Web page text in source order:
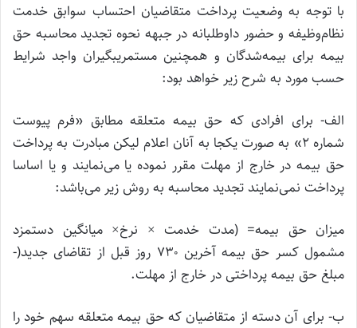
با توجه به وضعیت پرداخت متقاضیان احتساب سوابق خدمت
نظام‌وظیفه و حضور داوطلبانه در جبهه نحوه تجدید محاسبه حق
بیمه برای بیمه‌شدگان و همچنین مستمریبگیران واجد شرایط
حسب مورد به شرح زیر خواهد بود:
الف- برای افرادی که حق بیمه متعلقه مطابق «فرم پیوست
شماره ۲» به صورت یکجا به آنان اعلام لیکن مبادرت به پرداخت
حق بیمه در خارج از مهلت مقرر نموده یا می‌نمایند و یا اساسا
پرداخت نمی‌نمایند تجدید محاسبه به روش زیر می‌باشد:
میزان حق بیمه= (مدت خدمت × نرخ× میانگین دستمزد
مشمول کسر حق بیمه آخرین ۷۳۰ روز قبل از تقاضای جدید(-
مبلغ حق بیمه پرداختی در خارج از مهلت.
ب- برای آن دسته از متقاضیان که حق بیمه متعلقه سهم خود را